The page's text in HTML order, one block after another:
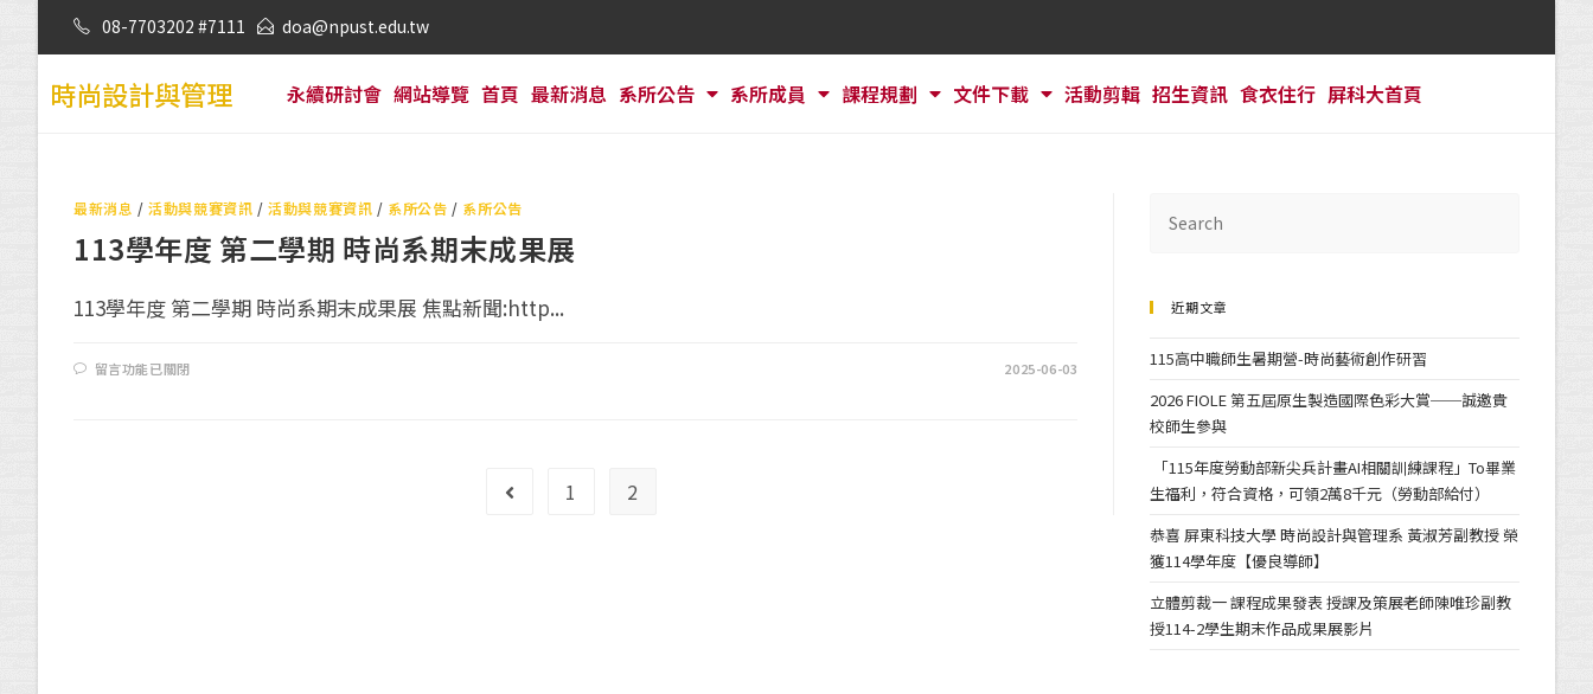
08-7703202 #7111 doa@npust.edu.tw
時尚設計與管理 永續研討會 網站導覽 首頁 最新消息 系所公告 系所成員 課程規劃 文件下載 活動剪輯 招生資訊 食衣住行 屏科大首頁
最新消息 /活動與競賽資訊 /活動與競賽資訊 / 系所公告 / 系所公告
113學年度 第二學期 時尚系期末成果展
113學年度 第二學期 時尚系期末成果展 焦點新聞:http...
留言功能已關閉 2025-06-03
1 2
近期文章
115高中職師生暑期營-時尚藝術創作研習
2026 FIOLE 第五屆原生製造國際色彩大賞──誠邀貴
校師生參與
「115年度勞動部新尖兵計畫AI相關訓練課程」To畢業
生福利，符合資格，可領2萬8千元（勞動部給付）
恭喜 屏東科技大學 時尚設計與管理系 黃淑芳副教授 榮
獲114學年度【優良導師】
立體剪裁一 課程成果發表 授課及策展老師陳唯珍副教
授114-2學生期末作品成果展影片